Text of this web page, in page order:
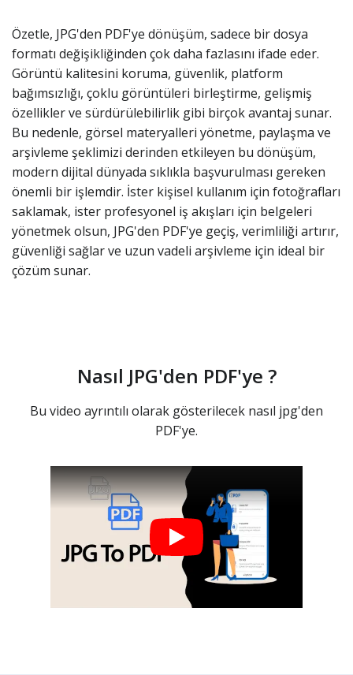
Özetle, JPG'den PDF'ye dönüşüm, sadece bir dosya
formatı değişikliğinden çok daha fazlasını ifade eder.
Görüntü kalitesini koruma, güvenlik, platform
bağımsızlığı, çoklu görüntüleri birleştirme, gelişmiş
özellikler ve sürdürülebilirlik gibi birçok avantaj sunar.
Bu nedenle, görsel materyalleri yönetme, paylaşma ve
arşivleme şeklimizi derinden etkileyen bu dönüşüm,
modern dijital dünyada sıklıkla başvurulması gereken
önemli bir işlemdir. İster kişisel kullanım için fotoğrafları
saklamak, ister profesyonel iş akışları için belgeleri
yönetmek olsun, JPG'den PDF'ye geçiş, verimliliği artırır,
güvenliği sağlar ve uzun vadeli arşivleme için ideal bir
çözüm sunar.
Nasıl JPG'den PDF'ye ?
Bu video ayrıntılı olarak gösterilecek nasıl jpg'den
PDF'ye.